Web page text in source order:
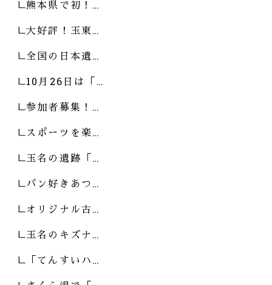
熊本県で初！…
大好評！玉東…
全国の日本遺…
10月26日は「…
参加者募集！…
スポーツを楽…
玉名の遺跡「…
パン好きあつ…
オリジナル古…
玉名のキズナ…
「てんすいハ…